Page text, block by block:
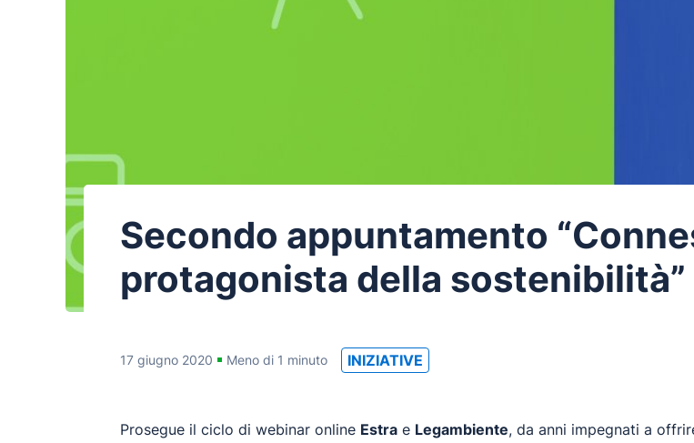
Secondo appuntamento
protagonista della sostenibilità”
17 giugno 2020 Meno di 1 minuto INIZIATIVE
Prosegue il ciclo di webinar online Estra e Legambiente, da anni impegnati a